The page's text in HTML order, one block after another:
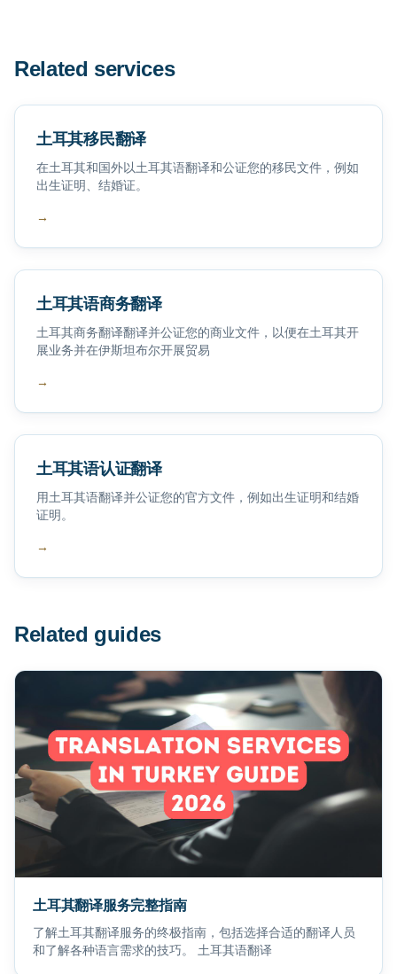
Related services
土耳其移民翻译
在土耳其和国外以土耳其语翻译和公证您的移民文件，例如
出生证明、结婚证。
→
土耳其语商务翻译
土耳其商务翻译翻译并公证您的商业文件，以便在土耳其开
展业务并在伊斯坦布尔开展贸易
→
土耳其语认证翻译
用土耳其语翻译并公证您的官方文件，例如出生证明和结婚
证明。
→
Related guides
土耳其翻译服务完整指南
了解土耳其翻译服务的终极指南，包括选择合适的翻译人员
和了解各种语言需求的技巧。 土耳其语翻译